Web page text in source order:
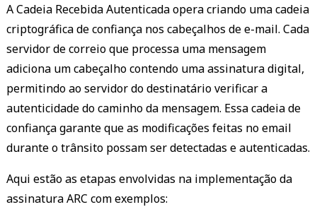
A Cadeia Recebida Autenticada opera criando uma cadeia
criptográfica de confiança nos cabeçalhos de e-mail. Cada
servidor de correio que processa uma mensagem
adiciona um cabeçalho contendo uma assinatura digital,
permitindo ao servidor do destinatário verificar a
autenticidade do caminho da mensagem. Essa cadeia de
confiança garante que as modificações feitas no email
durante o trânsito possam ser detectadas e autenticadas.
Aqui estão as etapas envolvidas na implementação da
assinatura ARC com exemplos: